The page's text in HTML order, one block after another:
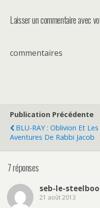
Laisser un commentaire avec
commentaires
Publication Précédente
BLU-RAY : Oblivion Et Les
Aventures De Rabbi Jacob
7 réponses
seb-le-
21 août 2013